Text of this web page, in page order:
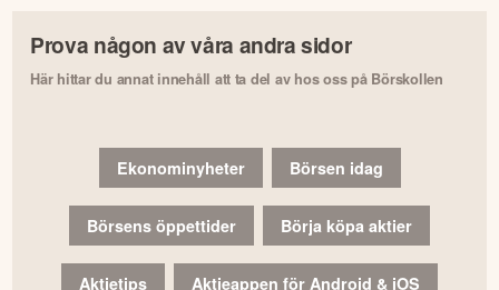
Prova någon av våra andra sidor
Här hittar du annat innehåll att ta del av hos oss på Börskollen
Ekonominyheter Börsen idag
Börsens öppettider Börja köpa aktier
Aktietips Aktieappen för Android & iOS